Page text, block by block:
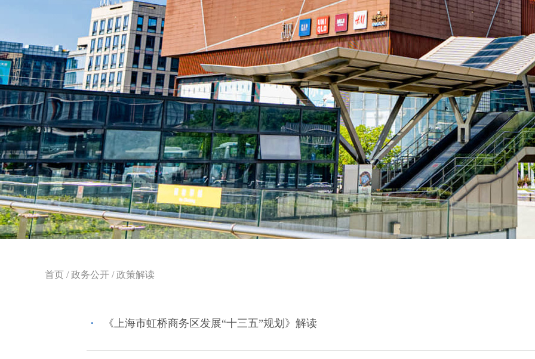
首页 /政务公开 /政策解读
・ 《上海市虹桥商务区发展“十三五”规划》解读